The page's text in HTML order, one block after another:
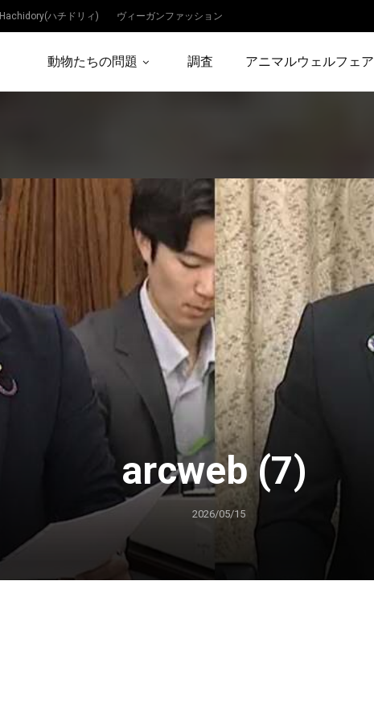
動物たちの問題 調査 アニマルウェルフェア
Hachidory(ハチドリィ) ヴィーガンファッション
arcweb (7)
2026/05/15